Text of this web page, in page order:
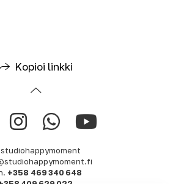
Kopioi linkki
+358 469 340 648